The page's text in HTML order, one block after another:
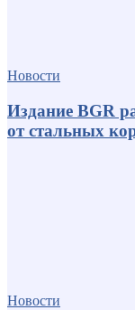
Новости
Издание BGR
от стальных
Новости